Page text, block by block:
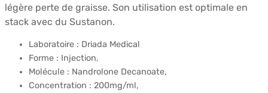
légère perte de graisse. Son utilisation est optimale en
stack avec du Sustanon.
Laboratoire : Driada Medical
Forme : Injection,
Molécule : Nandrolone Decanoate,
Concentration : 200mg/ml,